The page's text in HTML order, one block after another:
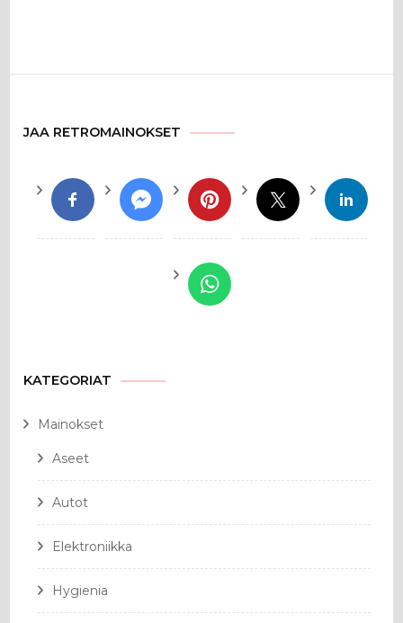
JAA RETROMAINOKSET
KATEGORIAT
Mainokset
Aseet
Autot
Elektroniikka
Hygienia